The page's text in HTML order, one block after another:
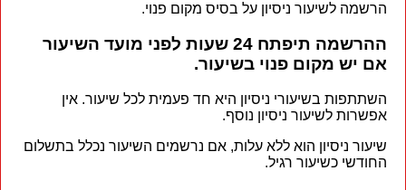
הרשמה לשיעור ניסיון על בסיס מקום פנוי.
ההרשמה תיפתח 24 שעות לפני מועד השיעור
אם יש מקום פנוי בשיעור.
השתתפות בשיעורי ניסיון היא חד פעמית לכל שיעור. אין
אפשרות לשיעור ניסיון נוסף.
שיעור ניסיון הוא ללא עלות, אם נרשמים השיעור נכלל בתשלום
החודשי כשיעור רגיל.